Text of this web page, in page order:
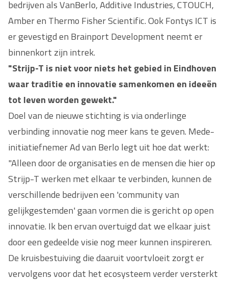
bedrijven als VanBerlo, Additive Industries, CTOUCH,
Amber en Thermo Fisher Scientific. Ook Fontys ICT is
er gevestigd en Brainport Development neemt er
binnenkort zijn intrek.
"Strijp-T is niet voor niets het gebied in Eindhoven
waar traditie en innovatie samenkomen en ideeën
tot leven worden gewekt."
Doel van de nieuwe stichting is via onderlinge
verbinding innovatie nog meer kans te geven. Mede-
initiatiefnemer Ad van Berlo legt uit hoe dat werkt:
"Alleen door de organisaties en de mensen die hier op
Strijp-T werken met elkaar te verbinden, kunnen de
verschillende bedrijven een 'community van
gelijkgestemden' gaan vormen die is gericht op open
innovatie. Ik ben ervan overtuigd dat we elkaar juist
door een gedeelde visie nog meer kunnen inspireren.
De kruisbestuiving die daaruit voortvloeit zorgt er
vervolgens voor dat het ecosysteem verder versterkt